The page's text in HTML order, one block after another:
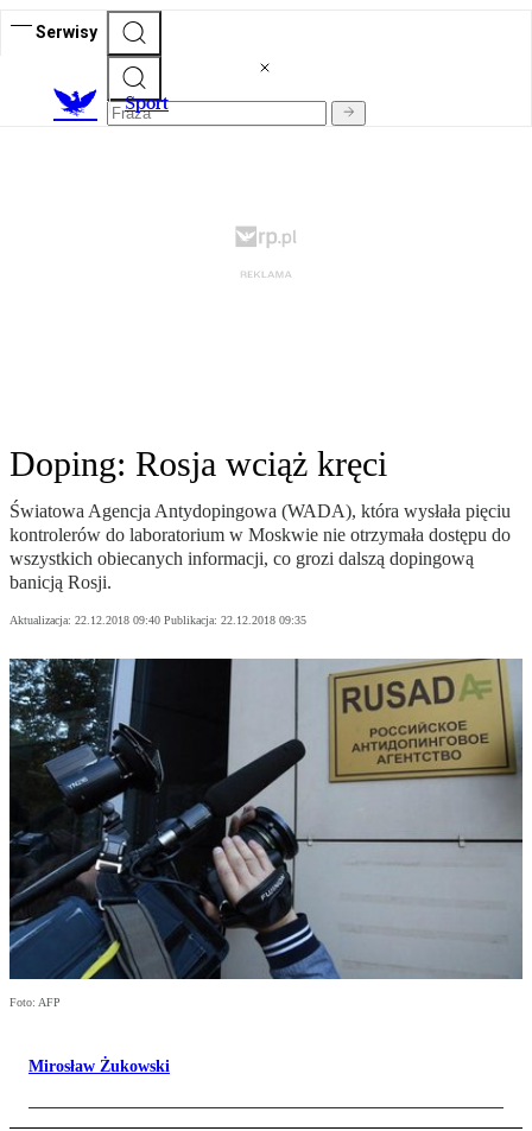
Serwisy
Sport
Doping: Rosja wciąż kręci
Światowa Agencja Antydopingowa (WADA), która wysłała pięciu
kontrolerów do laboratorium w Moskwie nie otrzymała dostępu do
wszystkich obiecanych informacji, co grozi dalszą dopingową
banicją Rosji.
Aktualizacja: 22.12.2018 09:40 Publikacja: 22.12.2018 09:35
Foto: AFP
Mirosław Żukowski